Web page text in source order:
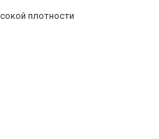
плотности